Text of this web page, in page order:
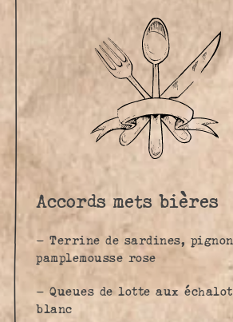
Accords mets bières
– Terrine de sardines,
pamplemousse rose
– Queues de lotte aux
blanc